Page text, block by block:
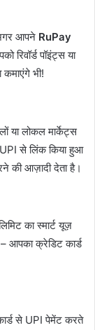
अगर आपने RuPay
रिवॉर्ड पॉइंट्स या
भी!
या लोकल मार्केट्स
से लिंक किया हुआ
की आज़ादी देता है।
का स्मार्ट यूज़
आपका क्रेडिट कार्ड
से UPI पेमेंट करते